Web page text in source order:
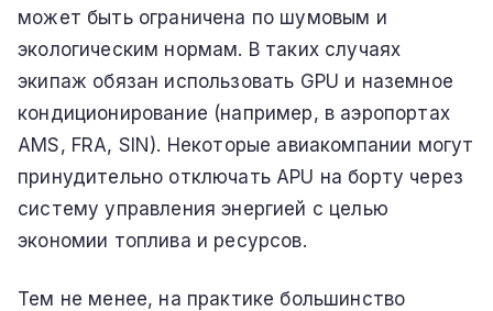
может быть ограничена по шумовым и
экологическим нормам. В таких случаях
экипаж обязан использовать GPU и наземное
кондиционирование (например, в аэропортах
AMS, FRA, SIN). Некоторые авиакомпании могут
принудительно отключать APU на борту через
систему управления энергией с целью
экономии топлива и ресурсов.
Тем не менее, на практике большинство